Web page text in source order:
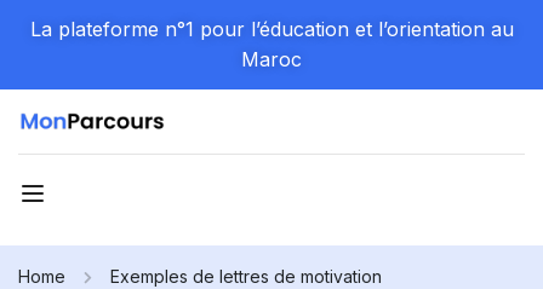
La plateforme n°1 pour l’éducation et l’orientation au
Maroc
Home Exemples de lettres de motivation